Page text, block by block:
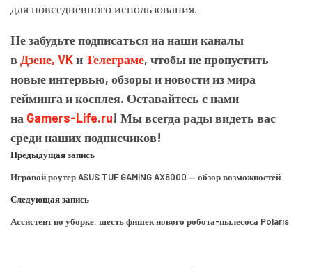
для повседневного использования.
Не забудьте подписаться на наши каналы
в Дзене, VKиТелеграме, чтобы не пропустить
новые интервью, обзоры и новости из мира
гейминга и косплея. Оставайтесь с нами
на Gamers-Life.ru! Мы всегда рады видеть вас
среди наших подписчиков!
Предыдущая запись
Игровой роутер ASUS TUF GAMING AX6000 — обзор возможностей
Следующая запись
Ассистент по уборке: шесть фишек нового робота-пылесоса Polaris